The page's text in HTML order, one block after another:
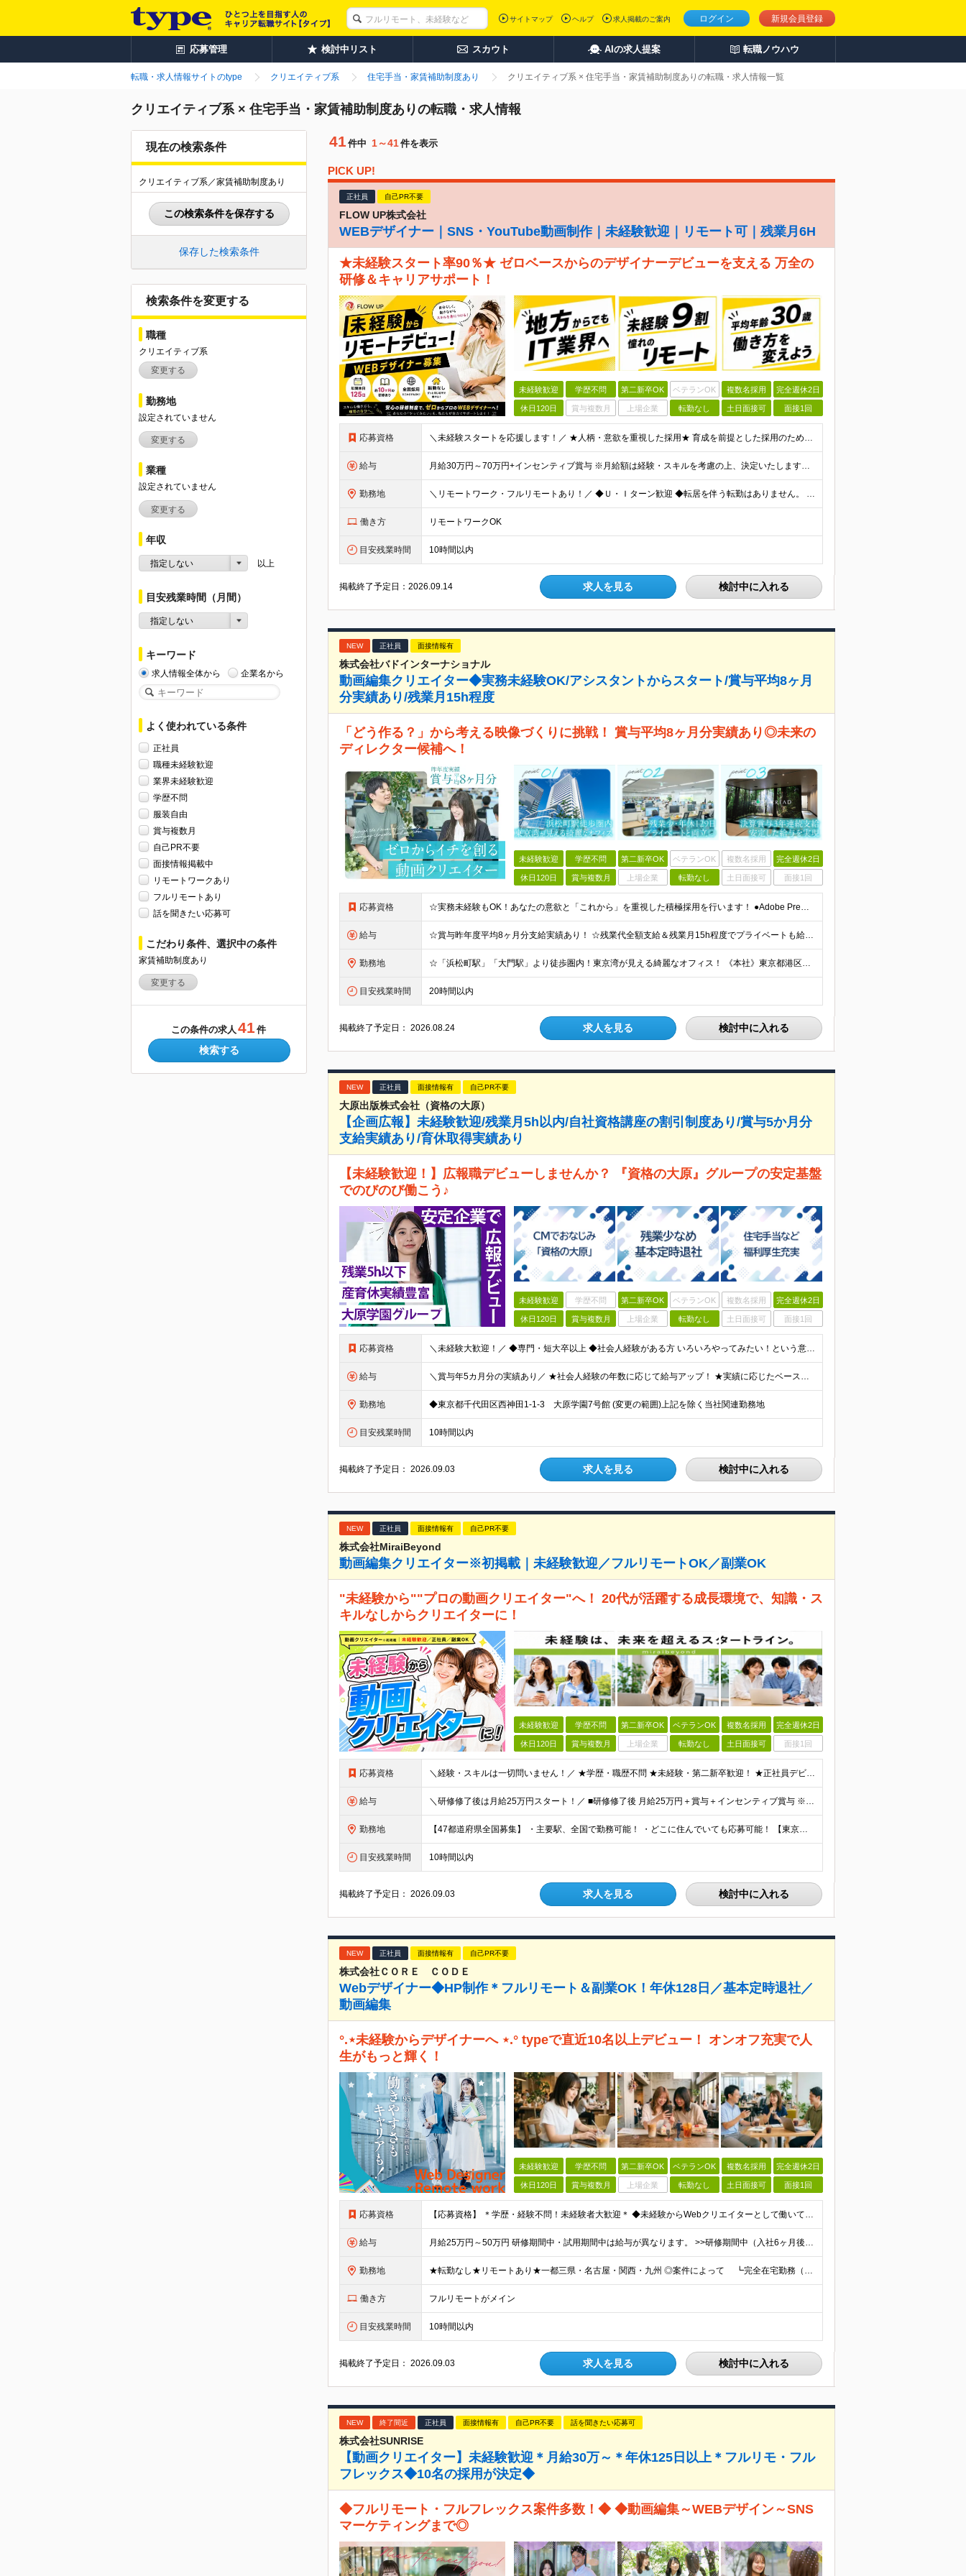
ログイン 新規会員登録
サイトマップ ヘルプ 求人掲載のご案内
応募管理 検討中リスト スカウト AIの求人提案 転職ノウハウ
転職・求人情報サイトのtype クリエイティブ系 住宅手当・家賃補助制度あり クリエイティブ系 × 住宅手当・家賃補助制度ありの転職・求人情報一覧
クリエイティブ系 × 住宅手当・家賃補助制度ありの転職・求人情報
現在の検索条件
クリエイティブ系／家賃補助制度あり
この検索条件を保存する
保存した検索条件
検索条件を変更する
職種
クリエイティブ系
変更する
勤務地
設定されていません
変更する
業種
設定されていません
変更する
年収
指定しない 以上
目安残業時間（月間）
指定しない
キーワード
求人情報全体から 企業名から
よく使われている条件
正社員
職種未経験歓迎
業界未経験歓迎
学歴不問
服装自由
賞与複数月
自己PR不要
面接情報掲載中
リモートワークあり
フルリモートあり
話を聞きたい応募可
こだわり条件、選択中の条件
家賃補助制度あり
変更する
この条件の求人 41 件
検索する
41 件中 1～41件を表示
PICK UP!
正社員 自己PR不要
FLOW UP株式会社
WEBデザイナー｜SNS・YouTube動画制作｜未経験歓迎｜リモート可｜残業月6H
★未経験スタート率90％★ ゼロベースからのデザイナーデビューを支える 万全の
研修＆キャリアサポート！
未経験歓迎 学歴不問 第二新卒OK ベテランOK 複数名採用 完全週休2日
休日120日 賞与複数月 上場企業 転勤なし 土日面接可 面接1回
応募資格 ＼未経験スタートを応援します！／ ★人柄・意欲を重視した採用★ 育成を前提とした採用のため、 「PCに触ったことがほとんどない…」という方の挑戦も歓迎！ ＜例えば…＞ ●やりたいことはあるけど、ス
給与 月給30万円～70万円+インセンティブ賞与 ※月給額は経験・スキルを考慮の上、決定いたします。 【インセンティブについて】 自社サービスを提案し、サービス化した場合、一部の利益をインセンティブとして
勤務地 ＼リモートワーク・フルリモートあり！／ ◆Ｕ・Ｉターン歓迎 ◆転居を伴う転勤はありません。 ◆配属先はお住まいや希望を考慮し決定します。 ◆マイカー通勤OK（駐車場あり／プロジェクトによる） 【本
働き方 リモートワークOK
目安残業時間 10時間以内
掲載終了予定日：2026.09.14 求人を見る 検討中に入れる
NEW 正社員 面接情報有
株式会社バドインターナショナル
動画編集クリエイター◆実務未経験OK/アシスタントからスタート/賞与平均8ヶ月
分実績あり/残業月15h程度
「どう作る？」から考える映像づくりに挑戦！ 賞与平均8ヶ月分実績あり◎未来の
ディレクター候補へ！
未経験歓迎 学歴不問 第二新卒OK ベテランOK 複数名採用 完全週休2日
休日120日 賞与複数月 上場企業 転勤なし 土日面接可 面接1回
応募資格 ☆実務未経験もOK！あなたの意欲と「これから」を重視した積極採用を行います！ ●Adobe Premiere ProおよびAfter Effectsの使用経験 ∟学校での学習や独学・趣味レベルでもOK
給与 ☆賞与昨年度平均8ヶ月分支給実績あり！ ☆残業代全額支給＆残業月15h程度でプライベートも給与も安定！ ☆賞与支給実績が充実しており、頑張りはしっかり還元されます！ 月給21万円～23万円＋残業代全額
勤務地 ☆「浜松町駅」「大門駅」より徒歩圏内！東京湾が見える綺麗なオフィス！ 《本社》東京都港区海岸1-11-1 ニューピア竹芝ノースタワー5階
目安残業時間 20時間以内
掲載終了予定日：2026.08.24 求人を見る 検討中に入れる
NEW 正社員 面接情報有 自己PR不要
大原出版株式会社（資格の大原）
【企画広報】未経験歓迎/残業月5h以内/自社資格講座の割引制度あり/賞与5か月分
支給実績あり/育休取得実績あり
【未経験歓迎！】広報職デビューしませんか？ 『資格の大原』グループの安定基盤
でのびのび働こう♪
未経験歓迎 学歴不問 第二新卒OK ベテランOK 複数名採用 完全週休2日
休日120日 賞与複数月 上場企業 転勤なし 土日面接可 面接1回
応募資格 ＼未経験大歓迎！／ ◆専門・短大卒以上 ◆社会人経験がある方 いろいろやってみたい！という意欲があればOK◎
給与 ＼賞与年5カ月分の実績あり／ ★社会人経験の年数に応じて給与アップ！ ★実績に応じたベースアップも年1回実施しています ★資格等をお持ちの方は、月給40万円可能！ 【想定年収】400～800万円
勤務地 ◆東京都千代田区西神田1-1-3 大原学園7号館 (変更の範囲)上記を除く当社関連勤務地
目安残業時間 10時間以内
掲載終了予定日：2026.09.03 求人を見る 検討中に入れる
NEW 正社員 面接情報有 自己PR不要
株式会社MiraiBeyond
動画編集クリエイター※初掲載｜未経験歓迎／フルリモートOK／副業OK
"未経験から""プロの動画クリエイター"へ！ 20代が活躍する成長環境で、知識・ス
キルなしからクリエイターに！
未経験歓迎 学歴不問 第二新卒OK ベテランOK 複数名採用 完全週休2日
休日120日 賞与複数月 上場企業 転勤なし 土日面接可 面接1回
応募資格 ＼経験・スキルは一切問いません！／ ★学歴・職歴不問 ★未経験・第二新卒歓迎！ ★正社員デビューも応援します！ 【こんな方にピッタリ！】 ✓ 動画やYouTube、TikTokを見るのが好きな方 ✓
給与 ＼研修修了後は月給25万円スタート！／ ■研修修了後 月給25万円＋賞与＋インセンティブ賞与 ※残業代は別途支給 ▽研修期間▽ 【未経験者】 ▶ 月給20万円～ 【固定残業代について】
勤務地 【47都道府県全国募集】 ・主要駅、全国で勤務可能！ ・どこに住んでいても応募可能！ 【東京本社】 東京都品川区東品川5-9-2 在宅でコツコツ働きながら、長く安定して続けられます♪ 本社：〒1
目安残業時間 10時間以内
掲載終了予定日：2026.09.03 求人を見る 検討中に入れる
NEW 正社員 面接情報有 自己PR不要
株式会社ＣＯＲＥ ＣＯＤＥ
Webデザイナー◆HP制作＊フルリモート＆副業OK！年休128日／基本定時退社／
動画編集
°.⋆未経験からデザイナーへ ⋆.° typeで直近10名以上デビュー！ オンオフ充実で人
生がもっと輝く！
未経験歓迎 学歴不問 第二新卒OK ベテランOK 複数名採用 完全週休2日
休日120日 賞与複数月 上場企業 転勤なし 土日面接可 面接1回
応募資格 【応募資格】 ＊学歴・経験不問！未経験者大歓迎＊ ◆未経験からWebクリエイターとして働いてみたい方 ◆第二新卒・ブランクのある方も大歓迎！ ★学歴・知識・経験は一切問いません！ ★面接は「ポート
給与 月給25万円～50万円 研修期間中・試用期間中は給与が異なります。 >>研修期間中（入社6ヶ月後）の給与 一律：月給21万円～50万円 >>試用期間中（6ヶ月）の給与 関東：月給21万円～ 関西
勤務地 ★転勤なし★リモートあり★一都三県・名古屋・関西・九州 ◎案件によって ┗完全在宅勤務（フルリモート）も可能！ ┗希望に応じて幅広い働き方やプランが選べます！ ◆本社または一都三県 （東京都・
働き方 フルリモートがメイン
目安残業時間 10時間以内
掲載終了予定日：2026.09.03 求人を見る 検討中に入れる
NEW 終了間近 正社員 面接情報有 自己PR不要 話を聞きたい応募可
株式会社SUNRISE
【動画クリエイター】未経験歓迎＊月給30万～＊年休125日以上＊フルリモ・フル
フレックス◆10名の採用が決定◆
◆フルリモート・フルフレックス案件多数！◆ ◆動画編集～WEBデザイン～SNS
マーケティングまで◎